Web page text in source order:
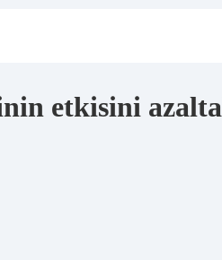
etkisini